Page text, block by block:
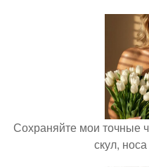
Сохраняйте мои точные
скул,